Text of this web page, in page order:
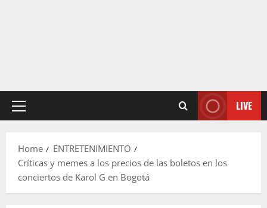
Primary
LIVE
Home
ENTRETENIMIENTO
Críticas y memes a los precios de las boletos en los
conciertos de Karol G en Bogotá